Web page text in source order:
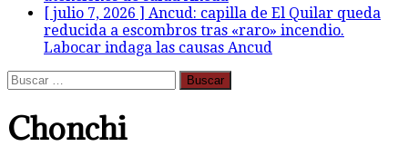
[ julio 7, 2026 ] Ancud: capilla de El Quilar queda
reducida a escombros tras «raro» incendio.
Labocar indaga las causas Ancud
Buscar:
Chonchi